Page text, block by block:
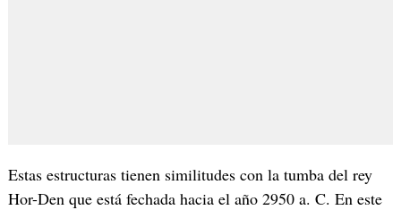
Estas estructuras tienen similitudes con la tumba del rey
Hor-Den que está fechada hacia el año 2950 a. C. En este